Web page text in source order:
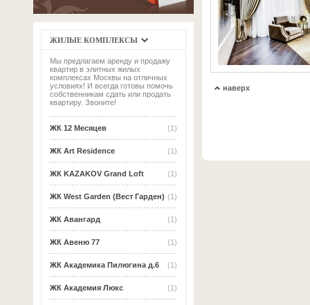
ЖИЛЫЕ КОМПЛЕКСЫ
Мы предлагаем аренду и продажу
квартир в элитных жилых
комплексах Москвы на отличных
условиях! И всегда готовы помочь
собственникам сдать или продать
квартиру. Звоните!
(1)
ЖК 12 Месяцев
(1)
ЖК Art Residence
(1)
ЖК KAZAKOV Grand Loft
(1)
ЖК West Garden (Вест Гарден)
(1)
ЖК Авангард
(1)
ЖК Авеню 77
(1)
ЖК Академика Пилюгина д.6
(1)
ЖК Академия Люкс
наверх